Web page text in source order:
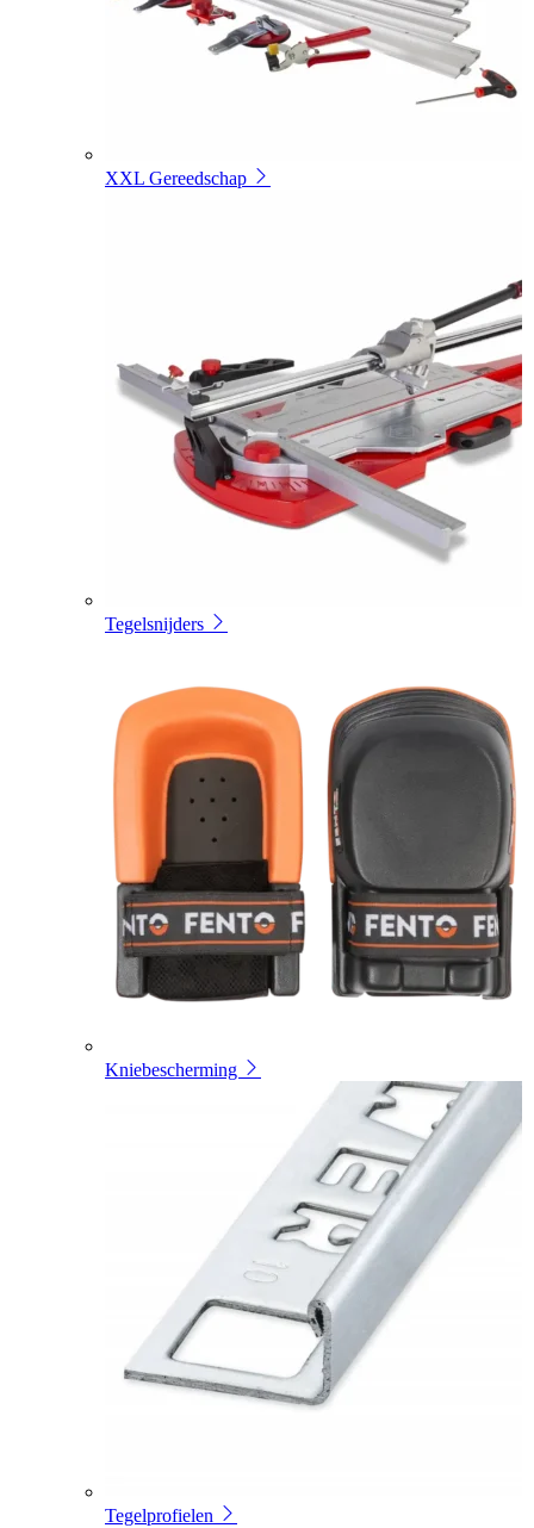
XXL Gereedschap
Tegelsnijders
Kniebescherming
Tegelprofielen